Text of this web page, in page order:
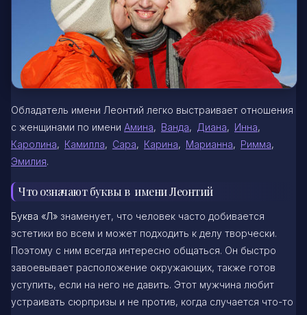
Обладатель имени Леонтий легко выстраивает отношения
с женщинами по имени Амина, Ванда, Диана, Инна,
Каролина, Камилла, Сара, Карина, Марианна, Римма,
Эмилия.
Что означают буквы в имени Леонтий
Буква «Л» знаменует, что человек часто добивается
эстетики во всем и может подходить к делу творчески.
Поэтому с ним всегда интересно общаться. Он быстро
завоевывает расположение окружающих, также готов
уступить, если на него не давить. Этот мужчина любит
устраивать сюрпризы и не против, когда случается что-то